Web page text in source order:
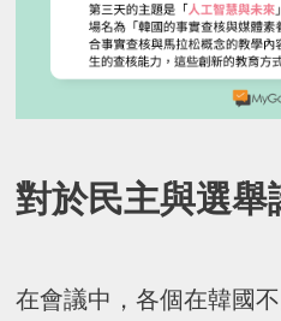
對於民主與選舉
在會議中，各個在韓國